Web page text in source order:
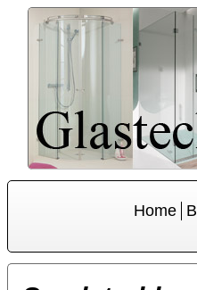
Home